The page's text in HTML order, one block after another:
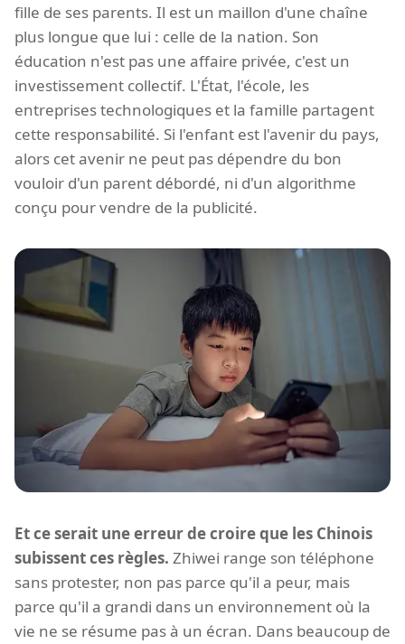
fille de ses parents. Il est un maillon d'une chaîne
plus longue que lui : celle de la nation. Son
éducation n'est pas une affaire privée, c'est un
investissement collectif. L'État, l'école, les
entreprises technologiques et la famille partagent
cette responsabilité. Si l'enfant est l'avenir du pays,
alors cet avenir ne peut pas dépendre du bon
vouloir d'un parent débordé, ni d'un algorithme
conçu pour vendre de la publicité.
Et ce serait une erreur de croire que les Chinois
subissent ces règles. Zhiwei range son téléphone
sans protester, non pas parce qu'il a peur, mais
parce qu'il a grandi dans un environnement où la
vie ne se résume pas à un écran. Dans beaucoup de